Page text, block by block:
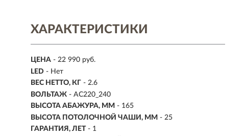
ХАРАКТЕРИСТИКИ
ЦЕНА - 22 990 руб.
LED - Нет
ВЕС НЕТТО, КГ - 2.6
ВОЛЬТАЖ - AC220_240
ВЫСОТА АБАЖУРА, ММ - 165
ВЫСОТА ПОТОЛОЧНОЙ ЧАШИ, ММ - 25
ГАРАНТИЯ, ЛЕТ - 1